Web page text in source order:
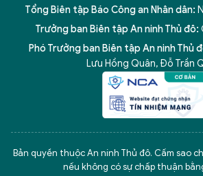
Tổng Biên tập Báo Công an Nhân dân:
Trưởng ban Biên tập An ninh Thủ đô:
Phó Trưởng ban Biên tập An ninh Thủ
Lưu Hồng Quân, Đỗ Trần
Bản quyền thuộc An ninh Thủ đô. Cấm sao
nếu không có sự chấp thuận
5 điểm nghẽn của Hà Nội giải